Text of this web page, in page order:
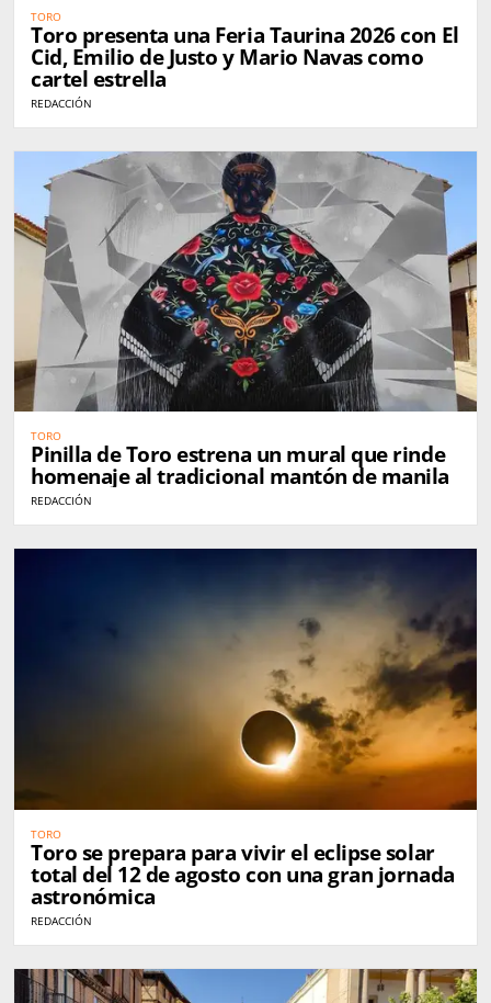
TORO
Toro presenta una Feria Taurina 2026 con El
Cid, Emilio de Justo y Mario Navas como
cartel estrella
REDACCIÓN
TORO
Pinilla de Toro estrena un mural que rinde
homenaje al tradicional mantón de manila
REDACCIÓN
TORO
Toro se prepara para vivir el eclipse solar
total del 12 de agosto con una gran jornada
astronómica
REDACCIÓN